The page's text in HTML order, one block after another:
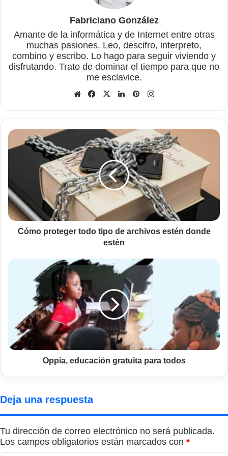
Fabriciano González
Amante de la informática y de Internet entre otras
muchas pasiones. Leo, descifro, interpreto,
combino y escribo. Lo hago para seguir viviendo y
disfrutando. Trato de dominar el tiempo para que no
me esclavice.
Sitio
Facebook
X LinkedInPinterest
Cómo
proteger
archivos
estén
donde
estén
Cómo proteger todo tipo de archivos estén donde
estén
Oppia,
educación
gratuita
Oppia, educación gratuita para todos
Deja una respuesta
Tu dirección de correo electrónico no será publicada.
Los campos obligatorios están marcados con *